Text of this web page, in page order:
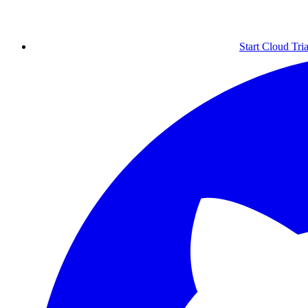
Start Cloud